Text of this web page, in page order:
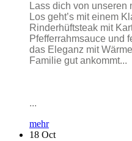
Lass dich von unseren
Los geht’s mit einem
Rinderhüftsteak mit
Pfefferrahmsauce und
das Eleganz mit
Familie gut ankommt...
...
mehr
18 Oct